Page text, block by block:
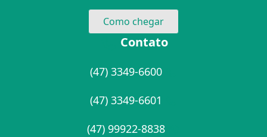
Como chegar
Contato
(47) 3349-6600
(47) 3349-6601
(47) 99922-8838